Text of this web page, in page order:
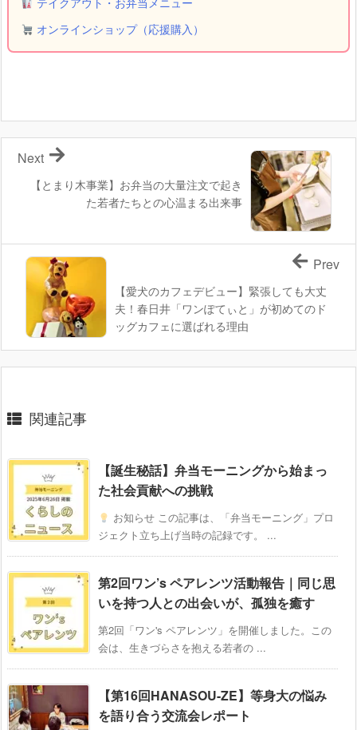
オンラインショップ（応援購入）
【とまり木事業】お弁当の大量注文で起き
た若者たちとの心温まる出来事
Next
【愛犬のカフェデビュー】緊張しても大丈
夫！春日井「ワンぽてぃと」が初めてのド
ッグカフェに選ばれる理由
Prev
関連記事
【誕生秘話】弁当モーニングから始まっ
た社会貢献への挑戦
お知らせ この記事は、「弁当モーニング」プロ
ジェクト立ち上げ当時の記録です。 ...
第2回ワン’s ペアレンツ活動報告｜同じ思
いを持つ人との出会いが、孤独を癒す
第2回「ワン's ペアレンツ」を開催しました。この
会は、生きづらさを抱える若者の ...
【第16回HANASOU-ZE】等身大の悩み
を語り合う交流会レポート